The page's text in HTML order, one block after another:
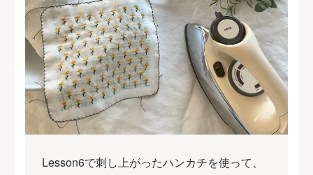
Lesson6で刺し上がったハンカチを使って、